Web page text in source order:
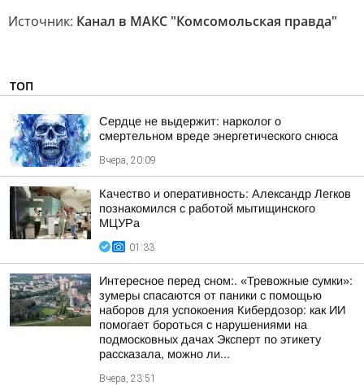
Источник: Канал в МАКС "Комсомольская правда"
ТОП
Сердце не выдержит: нарколог о
смертельном вреде энергетического снюса
Вчера, 20:09
Качество и оперативность: Александр Легков
познакомился с работой мытищинского
МЦУРа
01:33
Интересное перед сном:. «Тревожные сумки»:
зумеры спасаются от паники с помощью
наборов для успокоения Кибердозор: как ИИ
помогает бороться с нарушениями на
подмосковных дачах Эксперт по этикету
рассказала, можно ли...
Вчера, 23:51